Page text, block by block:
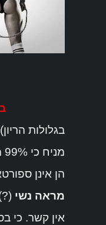
בגלולות
הן אינן
מראה נשי
אין קשר. כי